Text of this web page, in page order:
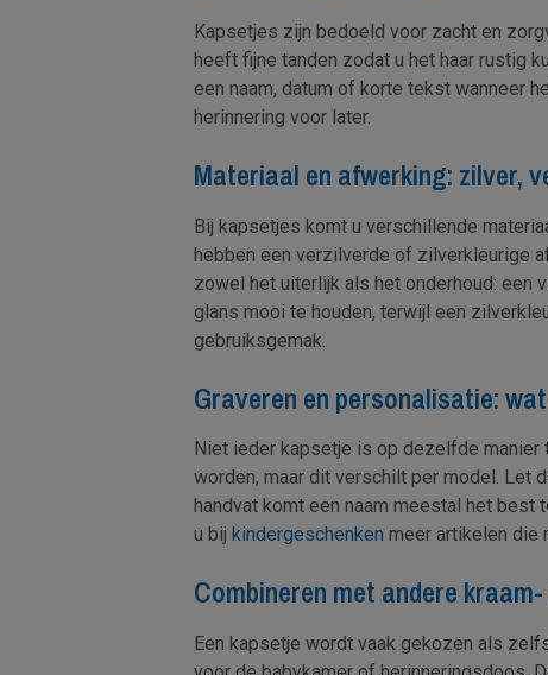
Kapsetjes zijn bedoeld voor zacht en
heeft fijne tanden zodat u het haar rustig
een naam, datum of korte tekst wanneer
herinnering voor later.
Materiaal en afwerking: zilver,
Bij kapsetjes komt u verschillende
hebben een verzilverde of zilverkleurige
zowel het uiterlijk als het onderhoud: een
glans mooi te houden, terwijl een
gebruiksgemak.
Graveren en personalisatie:
Niet ieder kapsetje is op dezelfde
worden, maar dit verschilt per model. Let
handvat komt een naam meestal het
u bij kindergeschenken meer artikelen die
Combineren met andere
Een kapsetje wordt vaak gekozen als